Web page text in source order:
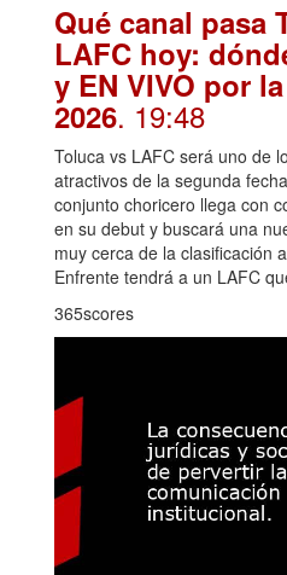
Qué canal pasa
LAFC hoy:
y EN VIVO por
2026. 19:48
Toluca vs LAFC será uno de
atractivos de la segunda
conjunto choricero llega con
en su debut y buscará una
muy cerca de la clasificación
Enfrente tendrá a un LAFC
365scores